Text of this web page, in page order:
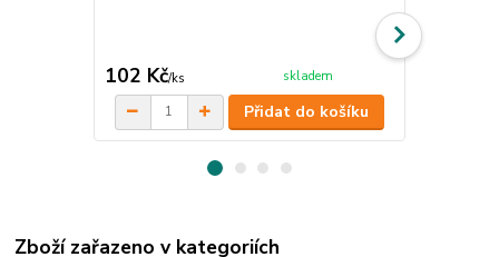
102 Kč/ks skladem
Přidat do košíku
pohlavního
trávení
Zboží zařazeno v kategoriích